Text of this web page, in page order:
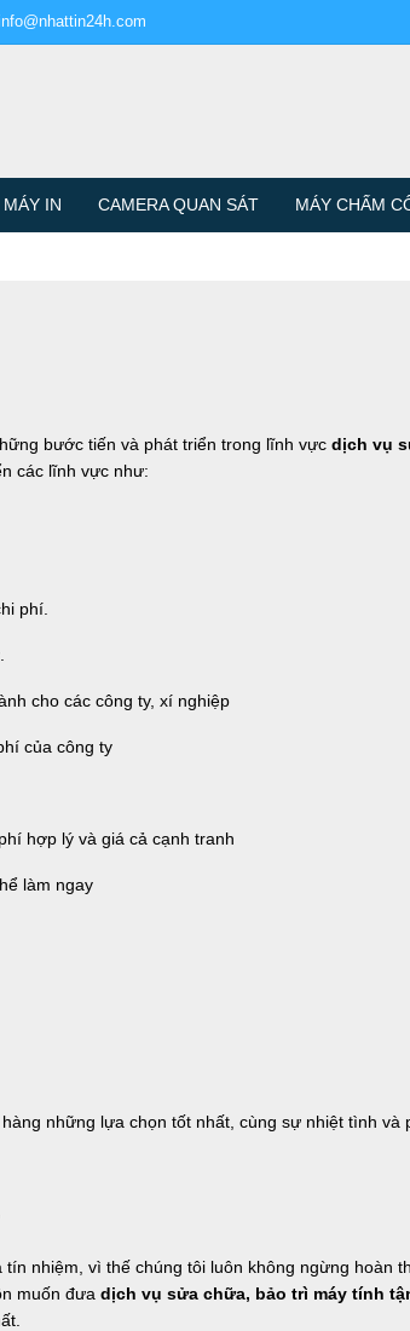
MÁY IN CAMERA QUAN SÁT MÁY CHẤM
bước tiến và phát triển trong lĩnh vực dịch vụ
các lĩnh vực như:
phí.
cho các công ty, xí nghiệp
của công ty
hợp lý và giá cả cạnh tranh
làm ngay
những lựa chọn tốt nhất, cùng sự nhiệt tình và
nhiệm, vì thế chúng tôi luôn không ngừng hoàn
muốn đưa dịch vụ sửa chữa, bảo trì máy tính